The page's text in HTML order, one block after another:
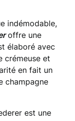
indémodable,
offre une
élaboré avec
crémeuse et
en fait un
champagne
est une